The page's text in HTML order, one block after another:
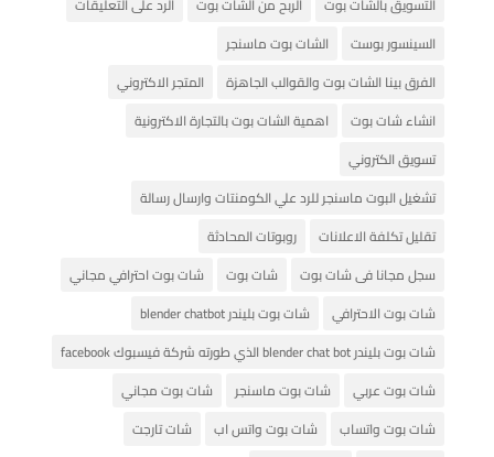
السينسور بوست
الشات بوت ماسنجر
الفرق بينا الشات بوت والقوالب الجاهزة
المتجر الاكتروني
انشاء شات بوت
اهمية الشات بوت بالتجارة الاكترونية
تسويق الكتروني
تشغيل البوت ماسنجر للرد علي الكومنتات وارسال رسالة
تقليل تكلفة الاعلانات
روبوتات المحادثة
سجل مجانا فى شات بوت
شات بوت
شات بوت احترافي مجاني
شات بوت الاحترافي
شات بوت بليندر blender chatbot
شات بوت بليندر blender chat bot الذي طورته شركة فيسبوك facebook
شات بوت عربي
شات بوت ماسنجر
شات بوت مجاني
شات بوت واتساب
شات بوت واتس اب
شات تارجت